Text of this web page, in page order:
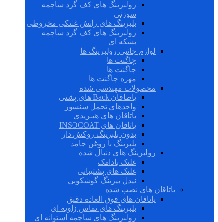
رولبرینگ های کف گرد ساچمه
سوزنی
بلبرینگ های رانش غلتکی مخروطی
رولبرینگ های کف گرد ساچمه
بشکه ای
لوازم جانبی رولبرینگ ها
چاگنت ها
چاگنت ها
مهره چاگنت ها
محصولات مهندسی شده
یاطاقان Back های پشتی
واحدهای تحمل سنسور
یاتاقان های هیبریدی
یاتاقان های INSOCOAT
بدون بلبرینگ روکش دار
بلبرینگ با روغن جامد
رولبرینگ های دنبال شده
غلتک بادامک
غلتک های پشتیبانی
نیدل بیرینگ گوشکوبی
یاتاقان های نصب شده
یاتاقان های فوق العاده دقیق
بلبرینگ های تماس زاویه ای
رولبرینگ های ساچمه استوانه ای